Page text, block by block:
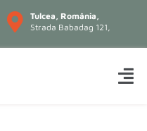
Tulcea, România,
Strada Babadag 121,